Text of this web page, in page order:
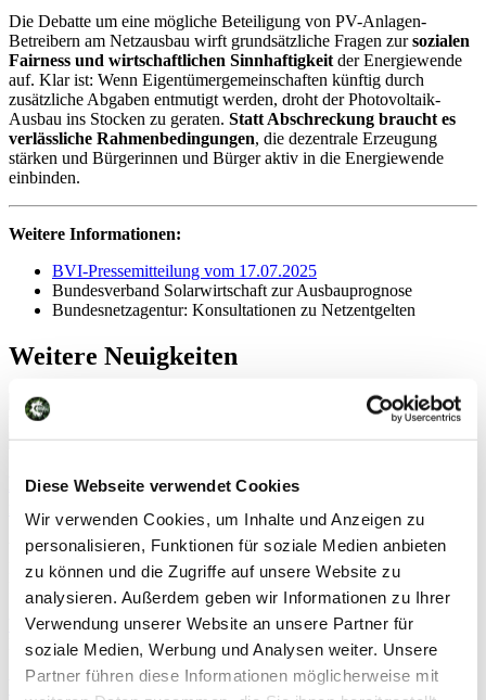
Diese Webseite verwendet Cookies
Wir verwenden Cookies, um Inhalte und Anzeigen zu
personalisieren, Funktionen für soziale Medien anbieten
zu können und die Zugriffe auf unsere Website zu
analysieren. Außerdem geben wir Informationen zu Ihrer
Verwendung unserer Website an unsere Partner für
soziale Medien, Werbung und Analysen weiter. Unsere
Partner führen diese Informationen möglicherweise mit
Die Debatte um eine mögliche Beteiligung von PV-Anlagen-
Betreibern am Netzausbau wirft grundsätzliche Fragen zursozialen
Fairness und wirtschaftlichen Sinnhaftigkeit der Energiewende
auf. Klar ist: Wenn Eigentümergemeinschaften künftig durch
zusätzliche Abgaben entmutigt werden, droht der Photovoltaik-
Ausbau ins Stocken zu geraten. Statt Abschreckung braucht es
verlässliche Rahmenbedingungen, die dezentrale Erzeugung
stärken und Bürgerinnen und Bürger aktiv in die Energiewende
einbinden.
Weitere Informationen:
BVI-Pressemitteilung vom 17.07.2025
Bundesverband Solarwirtschaft zur Ausbauprognose
Bundesnetzagentur: Konsultationen zu Netzentgelten
Weitere Neuigkeiten
Uncategorized
EcoFlow Ocean 2 Erfahrungen: Was der neue All-
Wer aktuell nach EcoFlow Ocean 2 Erfahrungen sucht, stößt auf ein
Produkt, das erst seit Kurzem auf dem Markt ist. Der dreiphasige
Heimspeicher wurde von EcoFlow im Frühjahr 2026 vorgestellt
Weiterlesen »
Klaus-Martin Meyer7. August 2026
Vom Vertrieb zum Marktführer: Unser